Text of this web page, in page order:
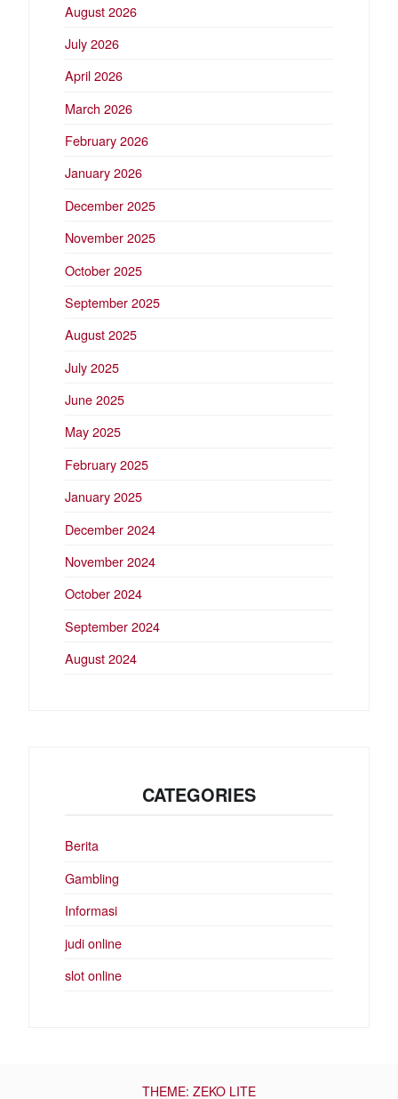
August 2026
July 2026
April 2026
March 2026
February 2026
January 2026
December 2025
November 2025
October 2025
September 2025
August 2025
July 2025
June 2025
May 2025
February 2025
January 2025
December 2024
November 2024
October 2024
September 2024
August 2024
CATEGORIES
Berita
Gambling
Informasi
judi online
slot online
THEME: ZEKO LITE